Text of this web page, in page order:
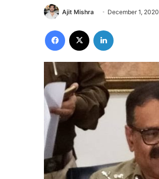
Ajit Mishra December 1, 2020
Facebook